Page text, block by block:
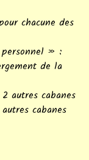
chacune des
» :
de la
autres cabanes
cabanes